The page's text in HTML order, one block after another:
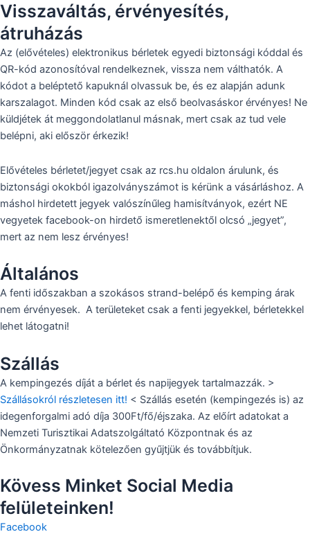
Visszaváltás, érvényesítés,
átruházás
Az (elővételes) elektronikus bérletek egyedi biztonsági kóddal és
QR-kód azonosítóval rendelkeznek, vissza nem válthatók. A
kódot a beléptető kapuknál olvassuk be, és ez alapján adunk
karszalagot. Minden kód csak az első beolvasáskor érvényes! Ne
küldjétek át meggondolatlanul másnak, mert csak az tud vele
belépni, aki először érkezik!
Elővételes bérletet/jegyet csak az rcs.hu oldalon árulunk, és
biztonsági okokból igazolványszámot is kérünk a vásárláshoz. A
máshol hirdetett jegyek valószínűleg hamisítványok, ezért NE
vegyetek facebook-on hirdető ismeretlenektől olcsó „jegyet”,
mert az nem lesz érvényes!
Általános
A fenti időszakban a szokásos strand-belépő és kemping árak
nem érvényesek. A területeket csak a fenti jegyekkel, bérletekkel
lehet látogatni!
Szállás
A kempingezés díját a bérlet és napijegyek tartalmazzák. >
Szállásokról részletesen itt! < Szállás esetén (kempingezés is) az
idegenforgalmi adó díja 300Ft/fő/éjszaka. Az előírt adatokat a
Nemzeti Turisztikai Adatszolgáltató Központnak és az
Önkormányzatnak kötelezően gyűjtjük és továbbítjuk.
Kövess Minket Social Media
felületeinken!
Facebook